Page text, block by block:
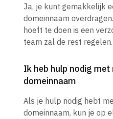
Ja, je kunt gemakkelijk
domeinnaam
hoeft te doen is een
team zal de rest regelen.
Ik heb hulp nodig met
domeinnaam
Als je hulp nodig hebt
domeinnaam, kun je op